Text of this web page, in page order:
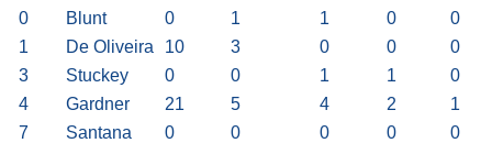
0
Blunt 0 1 1 0
0
1
De Oliveira 10 3 0 0
0
3
Stuckey 0 0 1 1
0
4
Gardner 21 5 4 2
1
7
Santana 0 0 0 0
0